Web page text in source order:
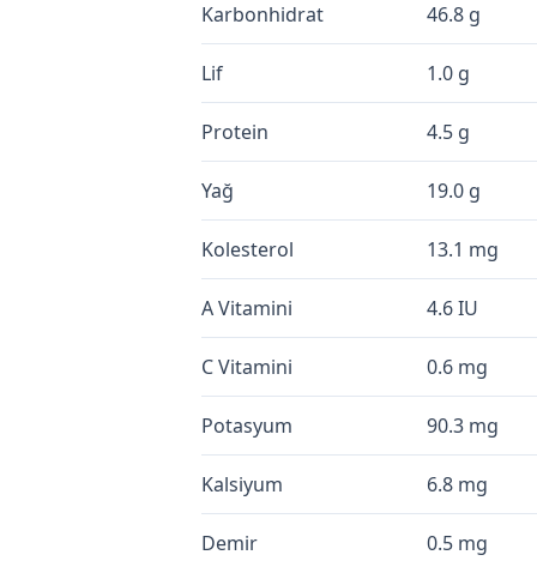
Karbonhidrat 46.8 g
Lif 1.0 g
Protein 4.5 g
Yağ 19.0 g
Kolesterol 13.1 mg
A Vitamini 4.6 IU
C Vitamini 0.6 mg
Potasyum 90.3 mg
Kalsiyum 6.8 mg
Demir 0.5 mg